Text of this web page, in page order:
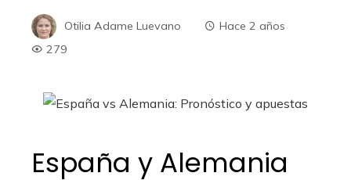
Otilia Adame Luevano
Hace 2 años
279
España y Alemania